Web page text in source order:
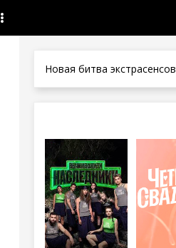
Новая битва экстрасенсов